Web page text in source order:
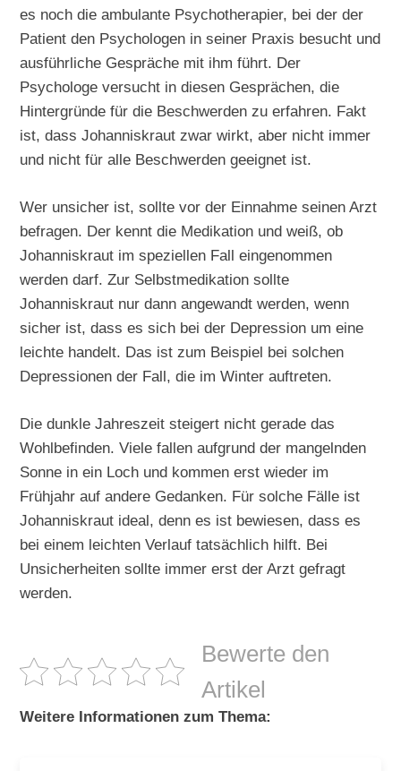
es noch die ambulante Psychotherapier, bei der der
Patient den Psychologen in seiner Praxis besucht und
ausführliche Gespräche mit ihm führt. Der
Psychologe versucht in diesen Gesprächen, die
Hintergründe für die Beschwerden zu erfahren. Fakt
ist, dass Johanniskraut zwar wirkt, aber nicht immer
und nicht für alle Beschwerden geeignet ist.
Wer unsicher ist, sollte vor der Einnahme seinen Arzt
befragen. Der kennt die Medikation und weiß, ob
Johanniskraut im speziellen Fall eingenommen
werden darf. Zur Selbstmedikation sollte
Johanniskraut nur dann angewandt werden, wenn
sicher ist, dass es sich bei der Depression um eine
leichte handelt. Das ist zum Beispiel bei solchen
Depressionen der Fall, die im Winter auftreten.
Die dunkle Jahreszeit steigert nicht gerade das
Wohlbefinden. Viele fallen aufgrund der mangelnden
Sonne in ein Loch und kommen erst wieder im
Frühjahr auf andere Gedanken. Für solche Fälle ist
Johanniskraut ideal, denn es ist bewiesen, dass es
bei einem leichten Verlauf tatsächlich hilft. Bei
Unsicherheiten sollte immer erst der Arzt gefragt
werden.
Bewerte den
Artikel
Weitere Informationen zum Thema: